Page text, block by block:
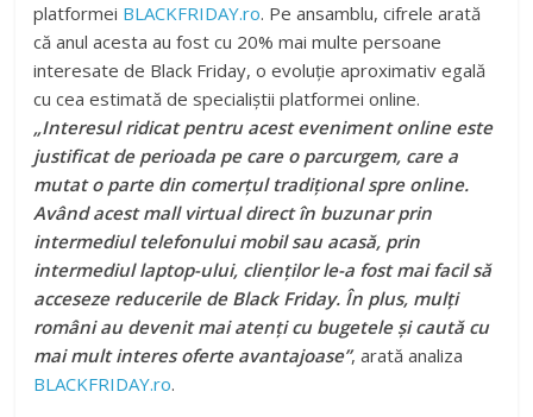
platformei BLACKFRIDAY.ro. Pe ansamblu, cifrele arată
că anul acesta au fost cu 20% mai multe persoane
interesate de Black Friday, o evoluție aproximativ egală
cu cea estimată de specialiștii platformei online.
„Interesul ridicat pentru acest eveniment online este
justificat de perioada pe care o parcurgem, care a
mutat o parte din comerțul tradițional spre online.
Având acest mall virtual direct în buzunar prin
intermediul telefonului mobil sau acasă, prin
intermediul laptop-ului, clienților le-a fost mai facil să
acceseze reducerile de Black Friday. În plus, mulți
români au devenit mai atenți cu bugetele și caută cu
mai mult interes oferte avantajoase”, arată analiza
BLACKFRIDAY.ro.